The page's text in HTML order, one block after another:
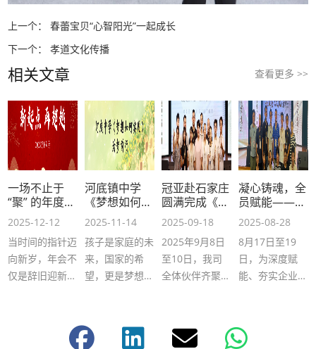
上一个：
春蕾宝贝“心智阳光”一起成长
下一个：
孝道文化传播
相关文章 查看更多 >>
一场不止于
“聚” 的年度盛
会
2025-12-12
当时间的指针迈
向新岁，年会不
仅是辞旧迎新的
的战略契机。本
次 2025年度会
河底镇中学
《梦想如何实
现》为梦前行
精彩回放
2025-11-14
孩子是家庭的未
来，国家的希
望，更是梦想的
冠亚公司特别策
划并在河底镇中
冠亚赴石家庄
圆满完成《共
燃生命，打造
企业圣心文化
利益共同体》
主题的学习
2025-09-18
2025年9月8日
至10日，我司
全体伙伴齐聚石
命，打造企业圣
心文化利益共同
凝心铸魂，全
员赋能——冠
亚赴石家庄融
道学府圆满完
成为期三天的
企业文化深度
研修
2025-08-28
8月17日至19
日，为深度赋
能、夯实企业文
径。冠亚伙伴前
往石家庄融道学